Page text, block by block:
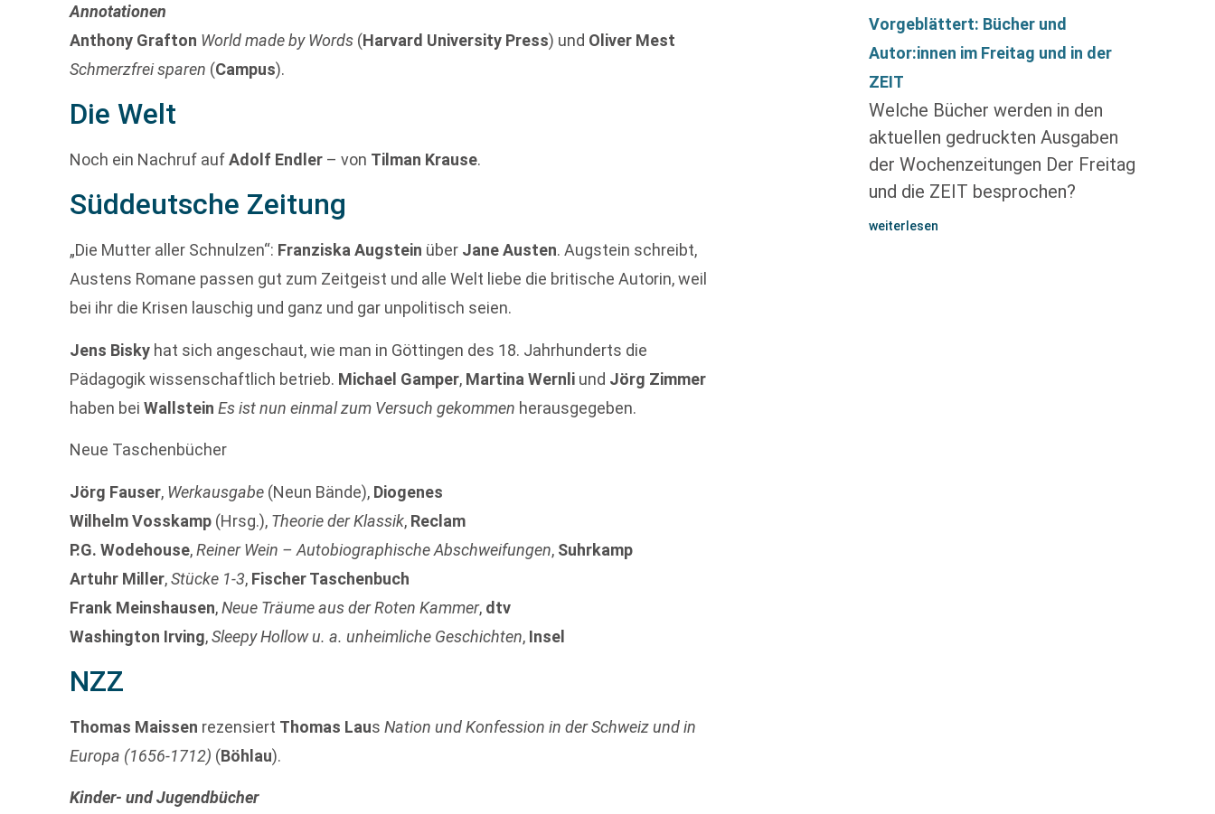
Annotationen
Anthony Grafton World made by Words (Harvard University Press) und Oliver Mest
Schmerzfrei sparen (Campus).
Die Welt
Noch ein Nachruf aufAdolf Endler – von Tilman Krause.
Süddeutsche Zeitung
„Die Mutter aller Schnulzen“: Franziska Augstein über Jane Austen. Augstein schreibt,
Austens Romane passen gut zum Zeitgeist und alle Welt liebe die britische Autorin, weil
bei ihr die Krisen lauschig und ganz und gar unpolitisch seien.
Jens Bisky hat sich angeschaut, wie man in Göttingen des 18. Jahrhunderts die
Pädagogik wissenschaftlich betrieb. Michael Gamper, Martina Wernli und Jörg Zimmer
haben beiWallstein Es ist nun einmal zum Versuch gekommen herausgegeben.
Neue Taschenbücher
Jörg Fauser, Werkausgabe (Neun Bände), Diogenes
Wilhelm Vosskamp (Hrsg.), Theorie der Klassik, Reclam
P.G. Wodehouse,Reiner Wein – Autobiographische Abschweifungen, Suhrkamp
Artuhr Miller,Stücke 1-3, Fischer Taschenbuch
Frank Meinshausen,Neue Träume aus der Roten Kammer, dtv
Washington Irving,Sleepy Hollow u. a. unheimliche Geschichten, Insel
NZZ
Thomas Maissen rezensiert Thomas LausNation und Konfession in der Schweiz und in
Europa (1656-1712) (Böhlau).
Kinder- und Jugendbücher
Vorgeblättert: Bücher und
Autor:innen im Freitag und in der
ZEIT
Welche Bücher werden in den
aktuellen gedruckten Ausgaben
der Wochenzeitungen Der Freitag
und die ZEIT besprochen?
weiterlesen